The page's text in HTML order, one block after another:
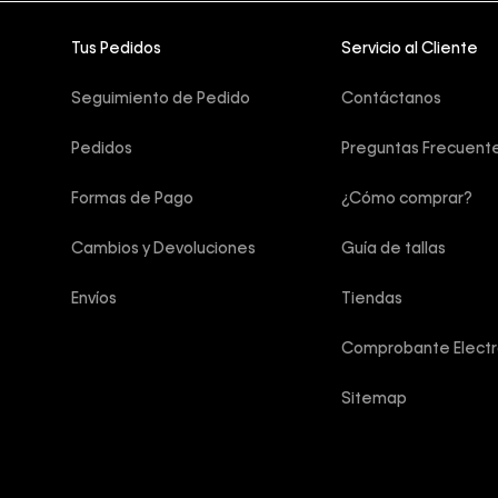
Tus Pedidos
Seguimiento de Pedido
Pedidos
Formas de Pago
Cambios y Devoluciones
Envíos
Servicio al Cliente
Contáctanos
Preguntas
¿Cómo comprar?
Guía de tallas
Tiendas
Comprobante
Sitemap